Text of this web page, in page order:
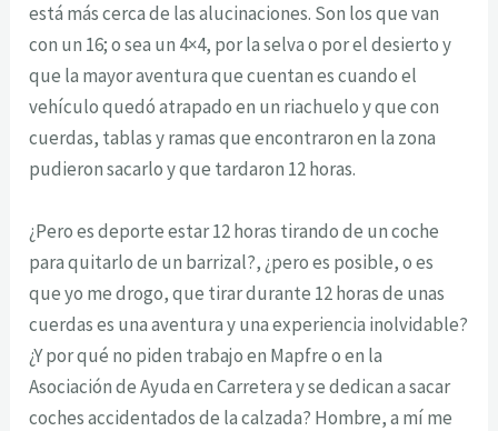
está más cerca de las alucinaciones. Son los que van
con un 16; o sea un 4×4, por la selva o por el desierto y
que la mayor aventura que cuentan es cuando el
vehículo quedó atrapado en un riachuelo y que con
cuerdas, tablas y ramas que encontraron en la zona
pudieron sacarlo y que tardaron 12 horas.
¿Pero es deporte estar 12 horas tirando de un coche
para quitarlo de un barrizal?, ¿pero es posible, o es
que yo me drogo, que tirar durante 12 horas de unas
cuerdas es una aventura y una experiencia inolvidable?
¿Y por qué no piden trabajo en Mapfre o en la
Asociación de Ayuda en Carretera y se dedican a sacar
coches accidentados de la calzada? Hombre, a mí me